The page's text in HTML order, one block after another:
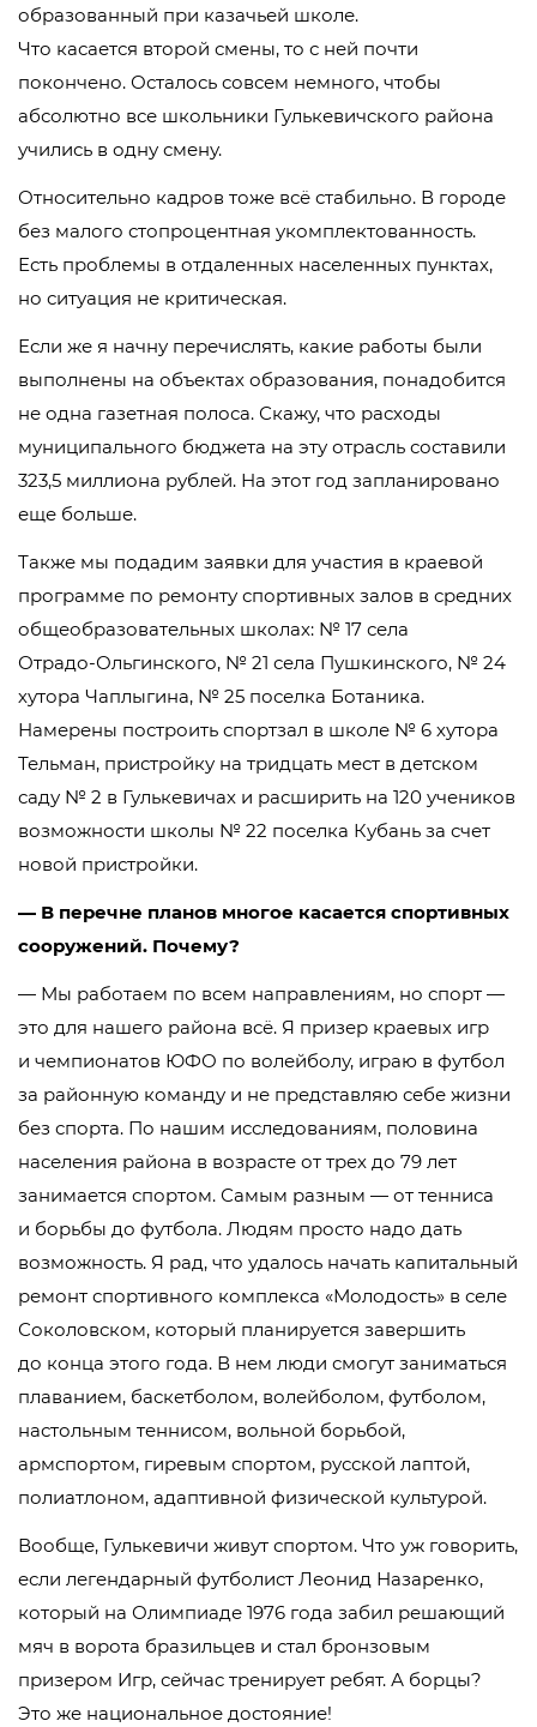
образованный при казачьей школе.
Что касается второй смены, то с ней почти
покончено. Осталось совсем немного, чтобы
абсолютно все школьники Гулькевичского района
учились в одну смену.
Относительно кадров тоже всё стабильно. В городе
без малого стопроцентная укомплектованность.
Есть проблемы в отдаленных населенных пунктах,
но ситуация не критическая.
Если же я начну перечислять, какие работы были
выполнены на объектах образования, понадобится
не одна газетная полоса. Скажу, что расходы
муниципального бюджета на эту отрасль составили
323,5 миллиона рублей. На этот год запланировано
еще больше.
Также мы подадим заявки для участия в краевой
программе по ремонту спортивных залов в средних
общеобразовательных школах: № 17 села
Отрадо-Ольгинского, № 21 села Пушкинского, № 24
хутора Чаплыгина, № 25 поселка Ботаника.
Намерены построить спортзал в школе № 6 хутора
Тельман, пристройку на тридцать мест в детском
саду № 2 в Гулькевичах и расширить на 120 учеников
возможности школы № 22 поселка Кубань за счет
новой пристройки.
— В перечне планов многое касается спортивных
сооружений. Почему?
— Мы работаем по всем направлениям, но спорт —
это для нашего района всё. Я призер краевых игр
и чемпионатов ЮФО по волейболу, играю в футбол
за районную команду и не представляю себе жизни
без спорта. По нашим исследованиям, половина
населения района в возрасте от трех до 79 лет
занимается спортом. Самым разным — от тенниса
и борьбы до футбола. Людям просто надо дать
возможность. Я рад, что удалось начать капитальный
ремонт спортивного комплекса «Молодость» в селе
Соколовском, который планируется завершить
до конца этого года. В нем люди смогут заниматься
плаванием, баскетболом, волейболом, футболом,
настольным теннисом, вольной борьбой,
армспортом, гиревым спортом, русской лаптой,
полиатлоном, адаптивной физической культурой.
Вообще, Гулькевичи живут спортом. Что уж говорить,
если легендарный футболист Леонид Назаренко,
который на Олимпиаде 1976 года забил решающий
мяч в ворота бразильцев и стал бронзовым
призером Игр, сейчас тренирует ребят. А борцы?
Это же национальное достояние!